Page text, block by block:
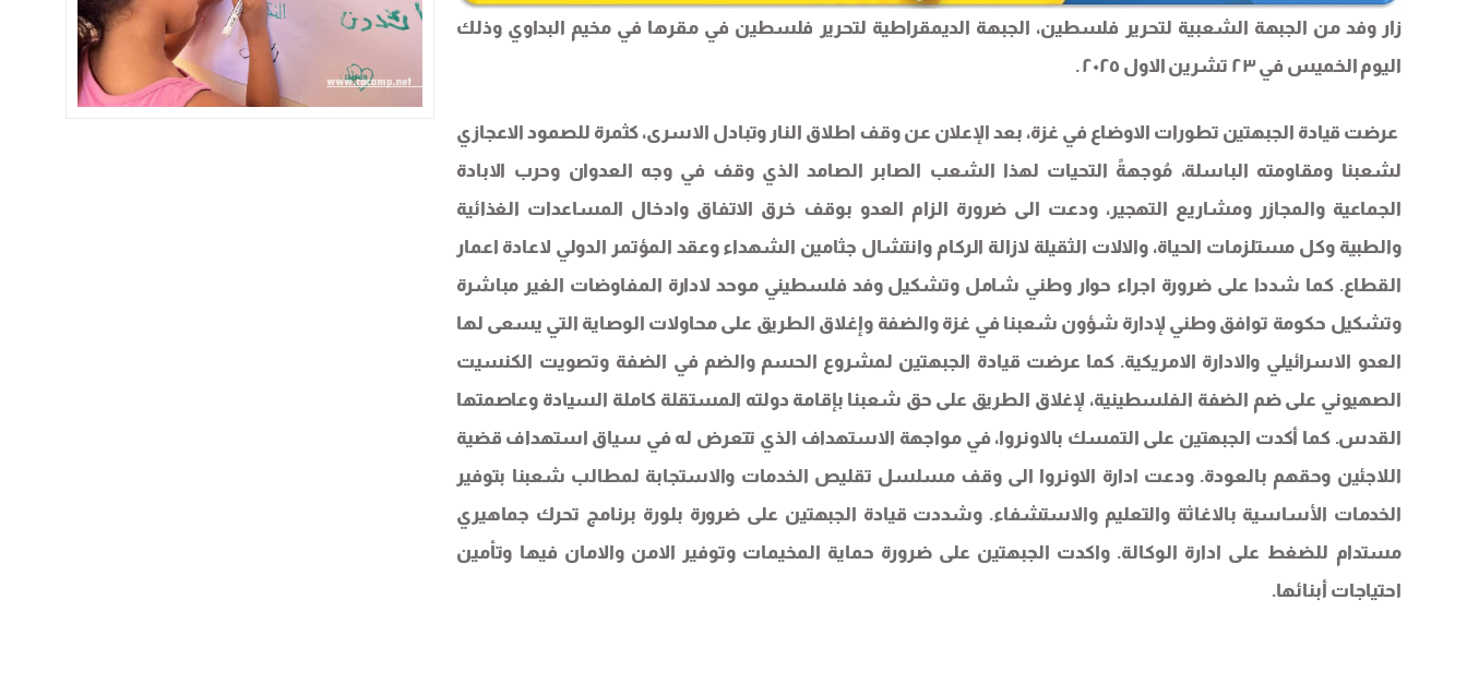
زار وفد من الجبهة الشعبية لتحرير فلسطين، الجبهة الديمقراطية لتحرير فلسطين في مقرها في مخيم البداوي وذلك
اليوم الخميس في ٢٣ تشرين الاول ٢٠٢٥ .
عرضت قيادة الجبهتين تطورات الاوضاع في غزة، بعد الإعلان عن وقف اطلاق النار وتبادل الاسرى، كثمرة للصمود الاعجازي
لشعبنا ومقاومته الباسلة، مُوجهةً التحيات لهذا الشعب الصابر الصامد الذي وقف في وجه العدوان وحرب الابادة
الجماعية والمجازر ومشاريع التهجير، ودعت الى ضرورة الزام العدو بوقف خرق الاتفاق وادخال المساعدات الغذائية
والطبية وكل مستلزمات الحياة، والالات الثقيلة لازالة الركام وانتشال جثامين الشهداء وعقد المؤتمر الدولي لاعادة اعمار
القطاع. كما شددا على ضرورة اجراء حوار وطني شامل وتشكيل وفد فلسطيني موحد لادارة المفاوضات الغير مباشرة
وتشكيل حكومة توافق وطني لإدارة شؤون شعبنا في غزة والضفة وإغلاق الطريق على محاولات الوصاية التي يسعى لها
العدو الاسرائيلي والادارة الامريكية. كما عرضت قيادة الجبهتين لمشروع الحسم والضم في الضفة وتصويت الكنسيت
الصهيوني على ضم الضفة الفلسطينية، لإغلاق الطريق على حق شعبنا بإقامة دولته المستقلة كاملة السيادة وعاصمتها
القدس. كما أكدت الجبهتين على التمسك بالاونروا، في مواجهة الاستهداف الذي تتعرض له في سياق استهداف قضية
اللاجئين وحقهم بالعودة. ودعت ادارة الاونروا الى وقف مسلسل تقليص الخدمات والاستجابة لمطالب شعبنا بتوفير
الخدمات الأساسية بالاغاثة والتعليم والاستشفاء. وشددت قيادة الجبهتين على ضرورة بلورة برنامج تحرك جماهيري
مستدام للضغط على ادارة الوكالة. واكدت الجبهتين على ضرورة حماية المخيمات وتوفير الامن والامان فيها وتأمين
احتياجات أبنائها.